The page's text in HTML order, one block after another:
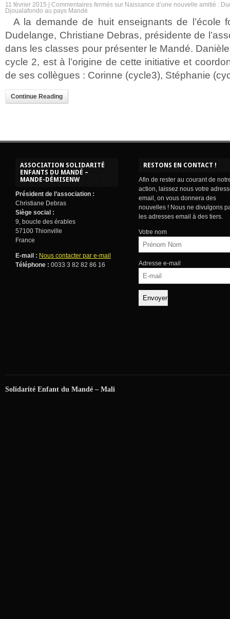
11 février 2015 | Commentaires fermés sur Naissance d’une nouvelle amitié :
Djoualafondo au pays Mandé
A la demande de huit enseignants de l’école
Dudelange, Christiane Debras, présidente de
dans les classes pour présenter le Mandé.
cycle 2, est à l’origine de cette initiative et
de ses collègues : Corinne (cycle3), Stéphanie
Continue Reading
ASSOCIATION SOLIDARITÉ
ENFANTS DU MANDÉ –
MANDE-DÉMISENW
Président de l’association :
Christiane Debras
Siège social :
9, boucle des érables
57100 Thionville
France
E-mail : Nous contacter par e-mail
Téléphone : 0033 3 82 82 86 16
RESTONS EN CONTACT !
Afin de rester au courant de
action, laissez nous votre
email, on vous donnera des
nouvelles ! Nous ne divulgons
les adresses email à des tiers.
Votre nom
Adresse e-mail
Solidarité Enfant du Mandé – Mali